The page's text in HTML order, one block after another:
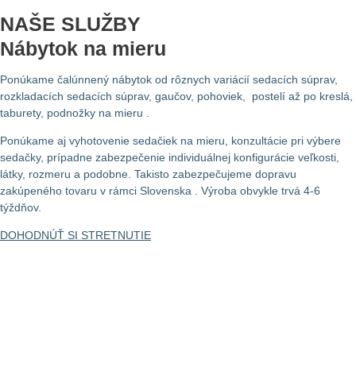
NAŠE SLUŽBY
Nábytok na mieru
Ponúkame čalúnnený nábytok od rôznych variácií sedacích súprav,
rozkladacích sedacích súprav, gaučov, pohoviek, postelí až po kreslá,
taburety, podnožky na mieru .
Ponúkame aj vyhotovenie sedačiek na mieru, konzultácie pri výbere
sedačky, prípadne zabezpečenie individuálnej konfigurácie veľkosti,
látky, rozmeru a podobne. Takisto zabezpečujeme dopravu
zakúpeného tovaru v rámci Slovenska . Výroba obvykle trvá 4-6
týždňov.
DOHODNÚŤ SI STRETNUTIE